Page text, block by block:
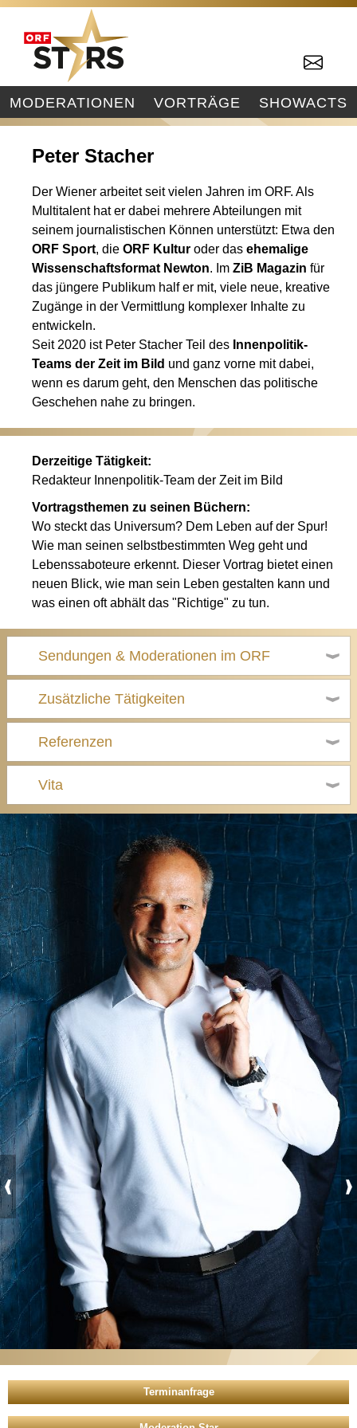
MODERATIONEN VORTRÄGE SHOWACTS
Peter Stacher
Der Wiener arbeitet seit vielen Jahren im ORF. Als
Multitalent hat er dabei mehrere Abteilungen mit
seinem journalistischen Können unterstützt: Etwa den
ORF Sport, dieORF Kulturoder dasehemalige
Wissenschaftsformat Newton. ImZiB Magazin für
das jüngere Publikum half er mit, viele neue, kreative
Zugänge in der Vermittlung komplexer Inhalte zu
entwickeln.
Seit 2020 ist Peter Stacher Teil des Innenpolitik-
Teams der Zeit im Bild und ganz vorne mit dabei,
wenn es darum geht, den Menschen das politische
Geschehen nahe zu bringen.
Derzeitige Tätigkeit:
Redakteur Innenpolitik-Team der Zeit im Bild
Vortragsthemen zu seinen Büchern:
Wo steckt das Universum? Dem Leben auf der Spur!
Wie man seinen selbstbestimmten Weg geht und
Lebenssaboteure erkennt. Dieser Vortrag bietet einen
neuen Blick, wie man sein Leben gestalten kann und
was einen oft abhält das "Richtige" zu tun.
Sendungen & Moderationen im ORF
Zusätzliche Tätigkeiten
Referenzen
Vita